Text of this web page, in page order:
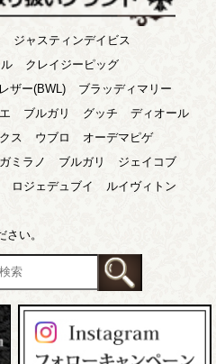
ジャスティンデイビス
クレイジーピッグ
ザー(BWL)
ブラッディマリー
ブルガリ グッチ
ディオール
ス ウブロ
オーデマピゲ
ミラノ ブルガリ
ジェイコブ
ロジェデュブイ
ルイヴィトン
い。